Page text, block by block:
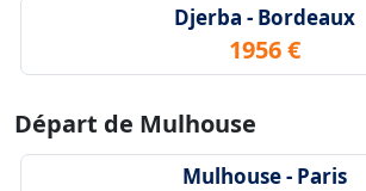
Djerba - Bordeaux
1956 €
Départ de Mulhouse
Mulhouse - Paris